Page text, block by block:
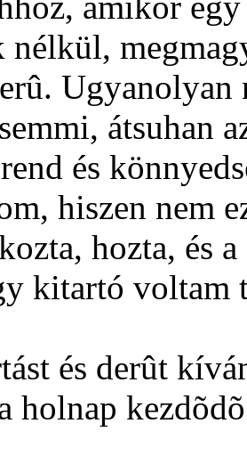
átsuhan
és
hiszen nem
hozta, és
kitartó voltam
és derût
holnap